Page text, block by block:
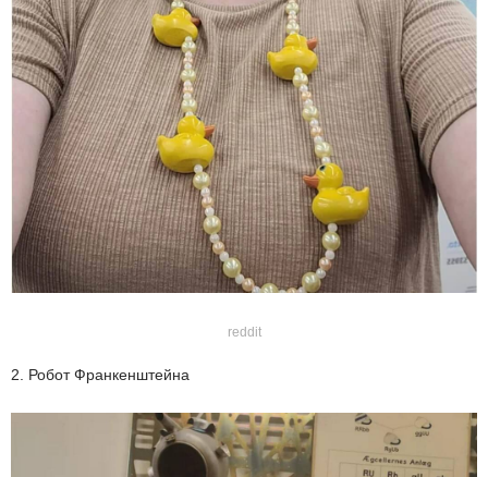
reddit
2. Робот Франкенштейна